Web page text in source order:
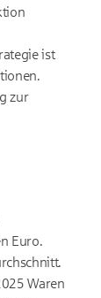
ist
zur
Euro.
Waren